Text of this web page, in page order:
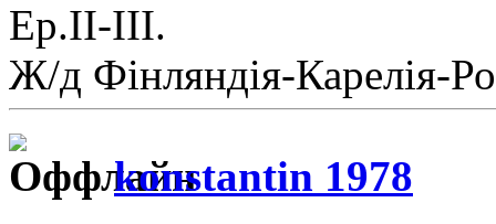
Ер.II-III.
Ж/д Фiнляндiя-Карелiя-
konstantin 1978